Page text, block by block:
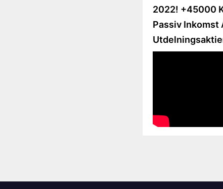
2022! +45000
Passiv Inkomst